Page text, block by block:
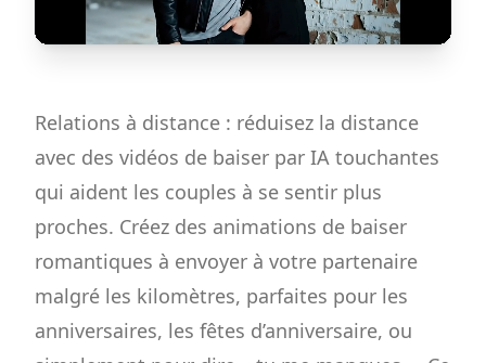
Relations à distance : réduisez la distance
avec des vidéos de baiser par IA touchantes
qui aident les couples à se sentir plus
proches. Créez des animations de baiser
romantiques à envoyer à votre partenaire
malgré les kilomètres, parfaites pour les
anniversaires, les fêtes d’anniversaire, ou